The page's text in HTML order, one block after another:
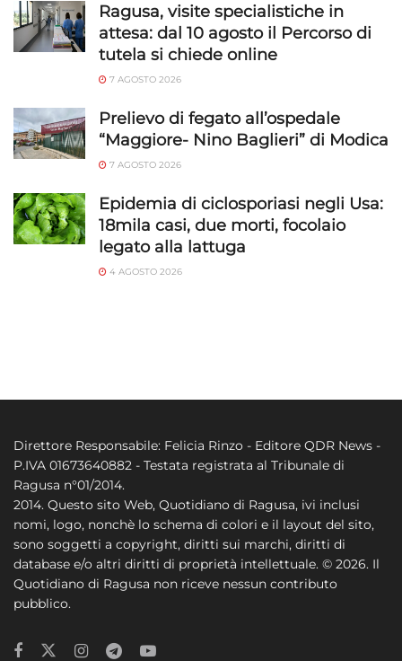
Ragusa, visite specialistiche in
attesa: dal 10 agosto il Percorso di
tutela si chiede online
7 AGOSTO 2026
Prelievo di fegato all’ospedale
“Maggiore- Nino Baglieri” di Modica
7 AGOSTO 2026
Epidemia di ciclosporiasi negli Usa:
18mila casi, due morti, focolaio
legato alla lattuga
4 AGOSTO 2026
Direttore Responsabile: Felicia Rinzo - Editore QDR News -
P.IVA 01673640882 - Testata registrata al Tribunale di
Ragusa n°01/2014.
2014. Questo sito Web, Quotidiano di Ragusa, ivi inclusi
nomi, logo, nonchè lo schema di colori e il layout del sito,
sono soggetti a copyright, diritti sui marchi, diritti di
database e/o altri diritti di proprietà intellettuale. © 2026. Il
Quotidiano di Ragusa non riceve nessun contributo
pubblico.